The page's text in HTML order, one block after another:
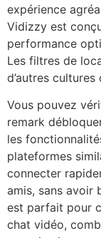
expérience
Vidizzy est
performance
Les filtres de
d’autres
Vous pouvez
remark
les
plateformes
connecter
amis, sans avoir
est parfait pour
chat vidéo,